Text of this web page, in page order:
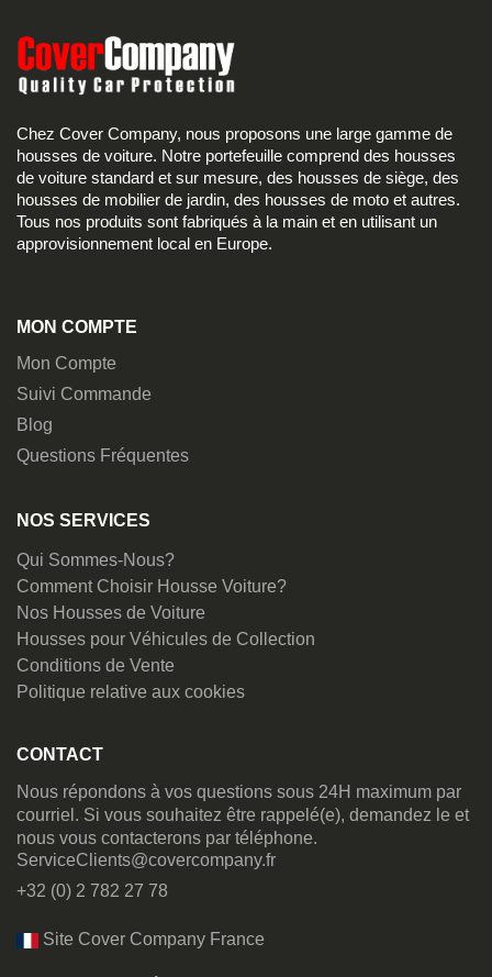
Chez Cover Company, nous proposons une large gamme de
housses de voiture. Notre portefeuille comprend des housses
de voiture standard et sur mesure, des housses de siège, des
housses de mobilier de jardin, des housses de moto et autres.
Tous nos produits sont fabriqués à la main et en utilisant un
approvisionnement local en Europe.
MON COMPTE
Mon Compte
Suivi Commande
Blog
Questions Fréquentes
NOS SERVICES
Qui Sommes-Nous?
Comment Choisir Housse Voiture?
Nos Housses de Voiture
Housses pour Véhicules de Collection
Conditions de Vente
Politique relative aux cookies
CONTACT
Nous répondons à vos questions sous 24H maximum par
courriel. Si vous souhaitez être rappelé(e), demandez le et
nous vous contacterons par téléphone.
ServiceClients@covercompany.fr
+32 (0) 2 782 27 78
Site Cover Company France